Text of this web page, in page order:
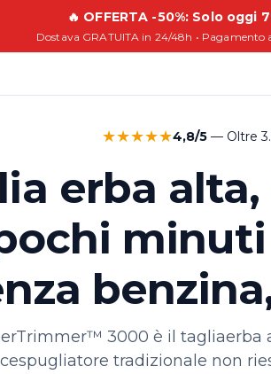
🔥 OFFERTA -50%: Solo
Dostava GRATUITA in 24/48h •
★★★★★4,8/5— Oltre
erba
3000 è il tagliaerba
tradizionale non